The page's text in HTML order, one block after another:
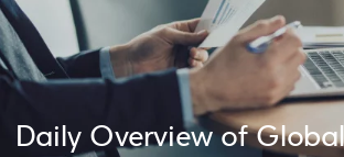
Daily Overview of